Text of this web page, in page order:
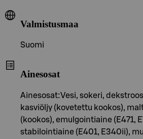
Valmistusmaa
Suomi
Ainesosat
Ainesosat:Vesi, sokeri,
kasviöljy (kovetettu kookos),
(kookos), emulgointiaine (E471,
stabilointiaine (E401, E340ii),